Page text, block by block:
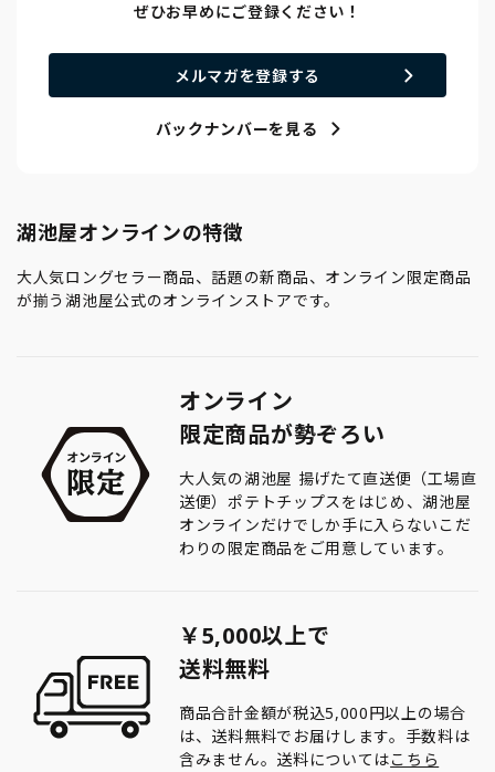
ぜひお早めにご登録ください！
メルマガを登録する
バックナンバーを見る
湖池屋オンラインの特徴
大人気ロングセラー商品、話題の新商品、オンライン限定商品
が揃う湖池屋公式のオンラインストアです。
オンライン
限定商品が勢ぞろい
大人気の湖池屋 揚げたて直送便（工場直
送便）ポテトチップスをはじめ、湖池屋
オンラインだけでしか手に入らないこだ
わりの限定商品をご用意しています。
￥5,000以上で
送料無料
商品合計金額が税込5,000円以上の場合
は、送料無料でお届けします。手数料は
含みません。送料についてはこちら